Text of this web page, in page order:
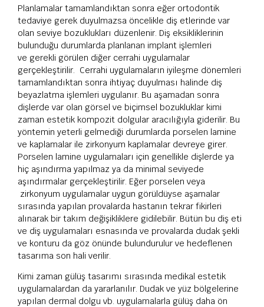
Planlamalar tamamlandıktan sonra eğer ortodontik
tedaviye gerek duyulmazsa öncelikle diş etlerinde var
olan seviye bozuklukları düzenlenir. Diş eksikliklerinin
bulunduğu durumlarda planlanan implant işlemleri
ve gerekli görülen diğer cerrahi uygulamalar
gerçekleştirilir. Cerrahi uygulamaların iyileşme dönemleri
tamamlandıktan sonra ihtiyaç duyulması halinde diş
beyazlatma işlemleri uygulanır. Bu aşamadan sonra
dişlerde var olan görsel ve biçimsel bozukluklar kimi
zaman estetik kompozit dolgular aracılığıyla giderilir. Bu
yöntemin yeterli gelmediği durumlarda porselen lamine
ve kaplamalar ile zirkonyum kaplamalar devreye girer.
Porselen lamine uygulamaları için genellikle dişlerde ya
hiç aşındırma yapılmaz ya da minimal seviyede
aşındırmalar gerçekleştirilir. Eğer porselen veya
zirkonyum uygulamalar uygun görüldüyse aşamalar
sırasında yapılan provalarda hastanın tekrar fikirleri
alınarak bir takım değişikliklere gidilebilir. Bütün bu diş eti
ve diş uygulamaları esnasında ve provalarda dudak şekli
ve konturu da göz önünde bulundurulur ve hedeflenen
tasarıma son hali verilir.
Kimi zaman gülüş tasarımı sırasında medikal estetik
uygulamalardan da yararlanılır. Dudak ve yüz bölgelerine
yapılan dermal dolgu vb. uygulamalarla gülüş daha ön